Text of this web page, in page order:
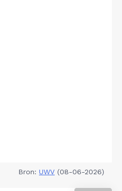
Bron: UWV (08-06-2026)